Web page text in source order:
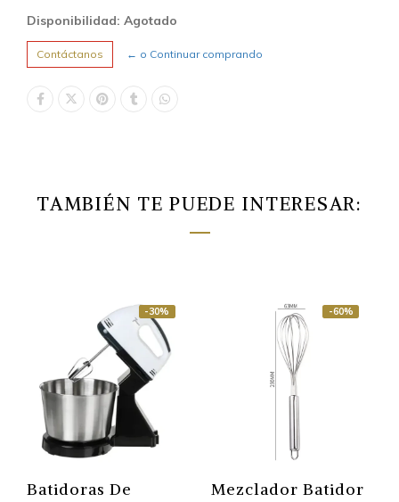
Disponibilidad: Agotado
Contáctanos ← o Continuar comprando
TAMBIÉN TE PUEDE INTERESAR:
-30%
Batidoras De
-60%
Mezclador Batidor